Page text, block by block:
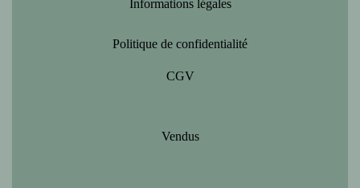
Informations légales
Politique de confidentialité
CGV
Vendus